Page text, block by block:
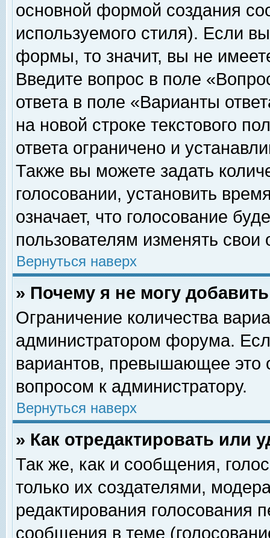
основной формой создания
используемого стиля). Если
формы, то значит, вы не
Введите вопрос в поле
ответа в поле «Варианты
на новой строке текстового
ответа ограничено и
Также вы можете задать
голосовании, установить
означает, что голосование
пользователям изменять свои
Вернуться наверх
» Почему я не могу
Ограничение количества
администратором форума.
вариантов, превышающее это
вопросом к администратору.
Вернуться наверх
» Как отредактировать или
Так же, как и сообщения,
только их создателями,
редактирования голосования
сообщения в теме